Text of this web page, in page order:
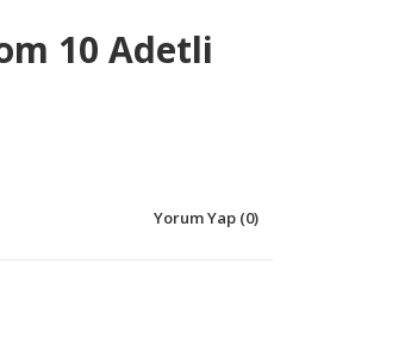
10 Adetli
Yorum Yap (0)